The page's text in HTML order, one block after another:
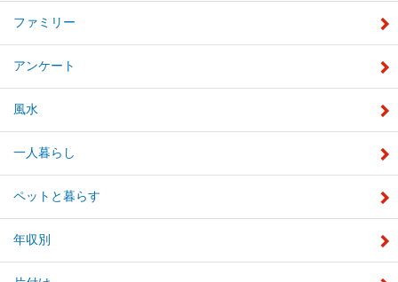
ファミリー
アンケート
風水
一人暮らし
ペットと暮らす
年収別